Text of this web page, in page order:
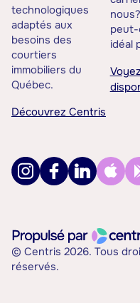
technologiques
adaptés aux
besoins des
courtiers
immobiliers du
Québec.
Découvrez Centris
idéal
© Centris 2026. Tous
réservés.